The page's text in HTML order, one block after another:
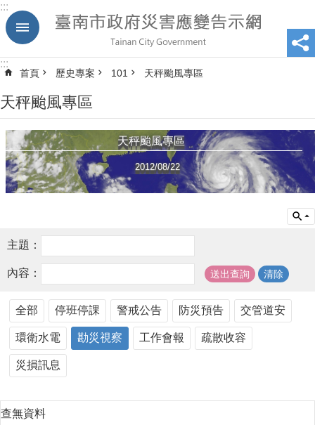
跳到主要內容區塊
:::
:::
首頁 歷史專案 101 天秤颱風專區
天秤颱風專區
天秤颱風專區
2012/08/22
主題：
內容：
全部 停班停課 警戒公告 防災預告 交管道安
環衛水電 勘災視察 工作會報 疏散收容
災損訊息
查無資料